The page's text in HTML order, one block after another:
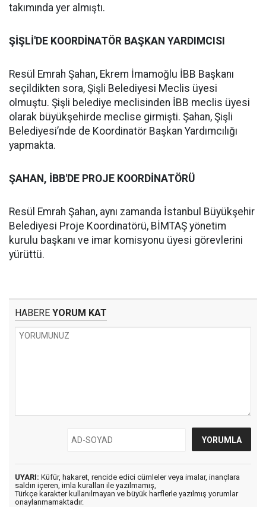
takımında yer almıştı.
ŞİŞLİ'DE KOORDİNATÖR BAŞKAN YARDIMCISI
Resül Emrah Şahan, Ekrem İmamoğlu İBB Başkanı
seçildikten sora, Şişli Belediyesi Meclis üyesi
olmuştu. Şişli belediye meclisinden İBB meclis üyesi
olarak büyükşehirde meclise girmişti. Şahan, Şişli
Belediyesi’nde de Koordinatör Başkan Yardımcılığı
yapmakta.
ŞAHAN, İBB'DE PROJE KOORDİNATÖRÜ
Resül Emrah Şahan, aynı zamanda İstanbul Büyükşehir
Belediyesi Proje Koordinatörü, BİMTAŞ yönetim
kurulu başkanı ve imar komisyonu üyesi görevlerini
yürüttü.
HABERE YORUM KAT
UYARI: Küfür, hakaret, rencide edici cümleler veya imalar, inançlara
saldırı içeren, imla kuralları ile yazılmamış,
Türkçe karakter kullanılmayan ve büyük harflerle yazılmış yorumlar
onaylanmamaktadır.